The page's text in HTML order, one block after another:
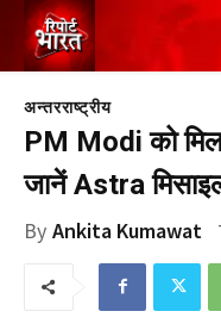
अन्तरराष्ट्रीय
PM Modi को
जानें Astra
By Ankita Kumawat